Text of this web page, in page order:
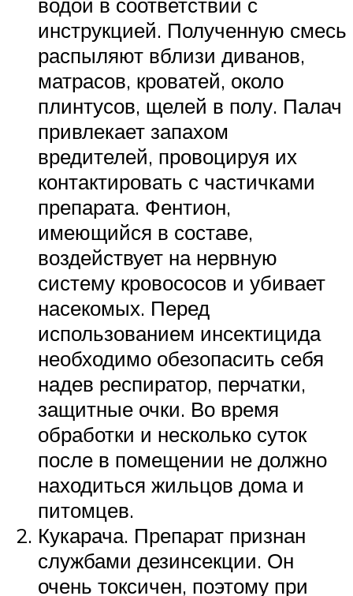
инструкцией. Полученную смесь
распыляют вблизи диванов,
матрасов, кроватей, около
плинтусов, щелей в полу. Палач
привлекает запахом
вредителей, провоцируя их
контактировать с частичками
препарата. Фентион,
имеющийся в составе,
воздействует на нервную
систему кровососов и убивает
насекомых. Перед
использованием инсектицида
необходимо обезопасить себя
надев респиратор, перчатки,
защитные очки. Во время
обработки и несколько суток
после в помещении не должно
находиться жильцов дома и
питомцев.
Кукарача. Препарат признан
службами дезинсекции. Он
очень токсичен, поэтому при